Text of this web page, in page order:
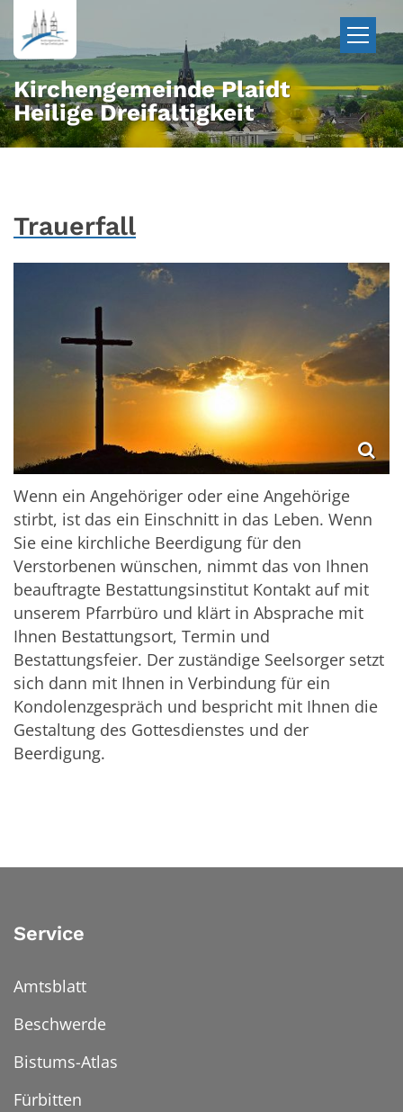
Zum Inhalt springen
Kirchengemeinde Plaidt
Heilige Dreifaltigkeit
Trauerfall
Wenn ein Angehöriger oder eine Angehörige
stirbt, ist das ein Einschnitt in das Leben. Wenn
Sie eine kirchliche Beerdigung für den
Verstorbenen wünschen, nimmt das von Ihnen
beauftragte Bestattungsinstitut Kontakt auf mit
unserem Pfarrbüro und klärt in Absprache mit
Ihnen Bestattungsort, Termin und
Bestattungsfeier. Der zuständige Seelsorger setzt
sich dann mit Ihnen in Verbindung für ein
Kondolenzgespräch und bespricht mit Ihnen die
Gestaltung des Gottesdienstes und der
Beerdigung.
Service
Amtsblatt
Beschwerde
Bistums-Atlas
Fürbitten